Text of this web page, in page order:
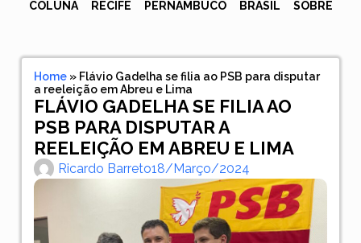
COLUNA RECIFE PERNAMBUCO BRASIL SOBRE
Home» Flávio Gadelha se filia ao PSB para disputar
a reeleição em Abreu e Lima
FLÁVIO GADELHA SE FILIA AO
PSB PARA DISPUTAR A
REELEIÇÃO EM ABREU E LIMA
Ricardo Barreto18/março/2024